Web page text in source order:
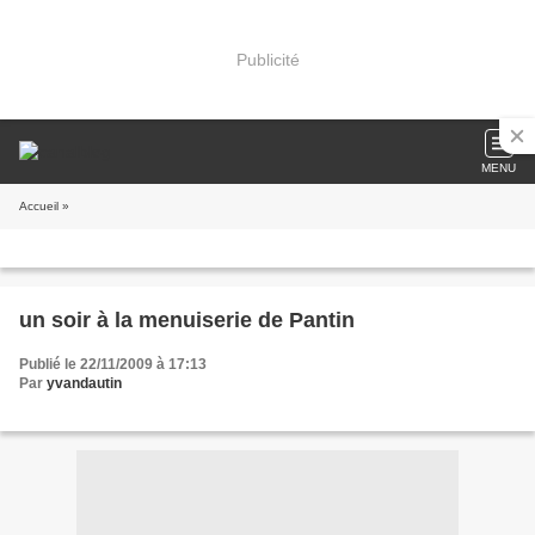
Publicité
MENU
Accueil »
un soir à la menuiserie de Pantin
Publié le 22/11/2009 à 17:13
Par yvandautin